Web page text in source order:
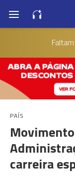
Faltam
PAÍS
carreira